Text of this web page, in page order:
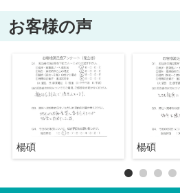
お客様の声
楊碩 楊碩